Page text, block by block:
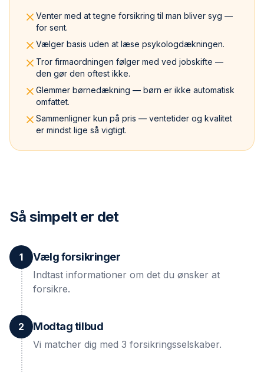
Venter med at tegne forsikring til man bliver syg —
for sent.
Vælger basis uden at læse psykologdækningen.
Tror firmaordningen følger med ved jobskifte —
den gør den oftest ikke.
Glemmer børnedækning — børn er ikke automatisk
omfattet.
Sammenligner kun på pris — ventetider og kvalitet
er mindst lige så vigtigt.
Så simpelt er det
1 Vælg forsikringer
Indtast informationer om det du ønsker at
forsikre.
2 Modtag tilbud
Vi matcher dig med 3 forsikringsselskaber.